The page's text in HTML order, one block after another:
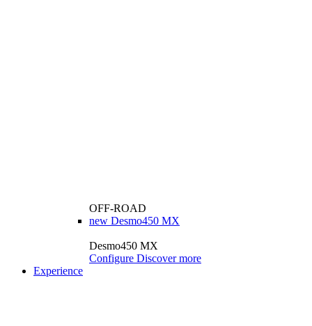
OFF-ROAD
new Desmo450 MX
Desmo450 MX
Configure Discover more
Experience